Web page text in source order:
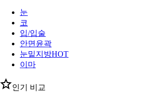
눈
코
입/입술
안면윤곽
눈밑지방HOT
이마
인기 비교